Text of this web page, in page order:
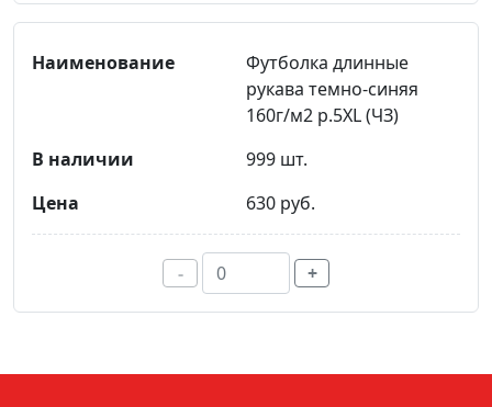
Футболка длинные
рукава темно-синяя
160г/м2 р.5XL (ЧЗ)
999 шт.
630 руб.
- +